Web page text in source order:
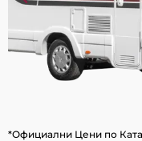
*Официални Цени по